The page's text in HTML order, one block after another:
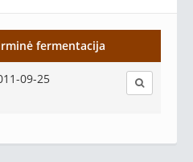
fermentacija
09-25